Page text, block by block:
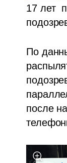
17 лет
По
после